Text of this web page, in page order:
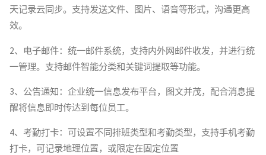
天记录云同步。支持发送文件、图片、语音等形式，沟通更高
效。
2、电子邮件：统一邮件系统，支持内外网邮件收发，并进行统
一管理。支持邮件智能分类和关键词提取等功能。
3、公告通知：企业统一信息发布平台，图文并茂，配合消息提
醒将信息即时传达到每位员工。
4、考勤打卡：可设置不同排班类型和考勤类型，支持手机考勤
打卡，可记录地理位置，或限定在固定位置